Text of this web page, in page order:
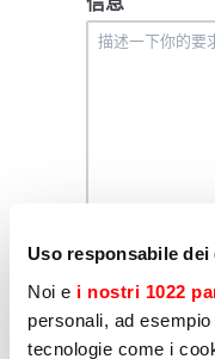
Uso responsabile dei
Noi e i nostri 1022
personali, ad
tecnologie come i
剖析
我声明，我同意
为营销目的发送